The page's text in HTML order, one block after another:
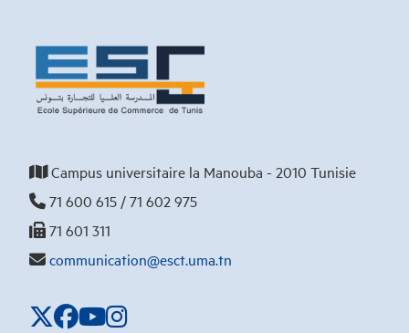
Campus universitaire la Manouba - 2010 Tunisie
71 600 615 / 71 602 975
71 601 311
communication@esct.uma.tn